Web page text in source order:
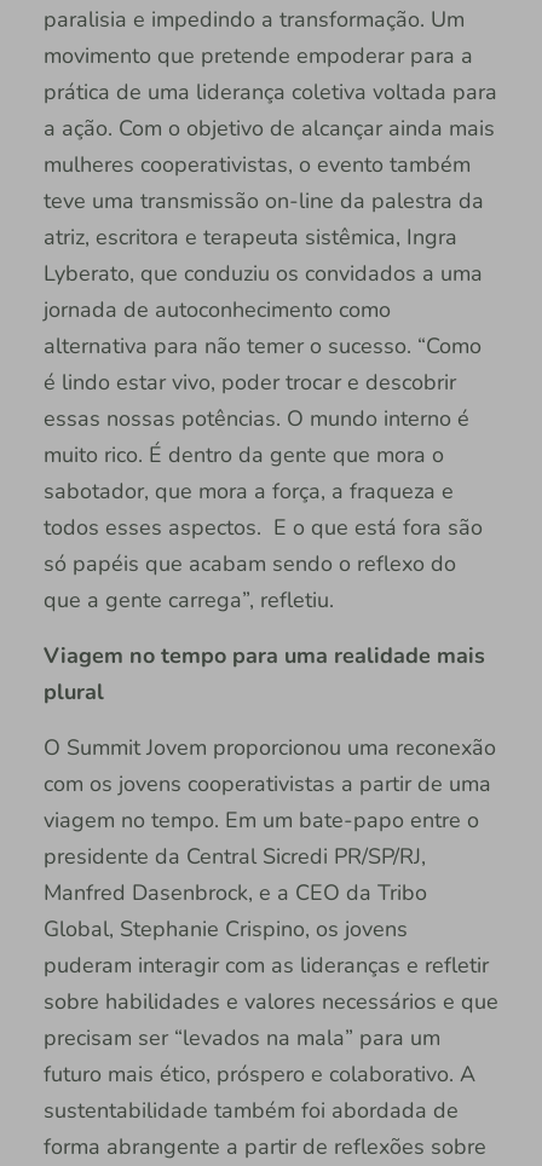
paralisia e impedindo a transformação. Um
movimento que pretende empoderar para a
prática de uma liderança coletiva voltada para
a ação. Com o objetivo de alcançar ainda mais
mulheres cooperativistas, o evento também
teve uma transmissão on-line da palestra da
atriz, escritora e terapeuta sistêmica, Ingra
Lyberato, que conduziu os convidados a uma
jornada de autoconhecimento como
alternativa para não temer o sucesso. “Como
é lindo estar vivo, poder trocar e descobrir
essas nossas potências. O mundo interno é
muito rico. É dentro da gente que mora o
sabotador, que mora a força, a fraqueza e
todos esses aspectos. E o que está fora são
só papéis que acabam sendo o reflexo do
que a gente carrega”, refletiu.
Viagem no tempo para uma realidade mais
plural
O Summit Jovem proporcionou uma reconexão
com os jovens cooperativistas a partir de uma
viagem no tempo. Em um bate-papo entre o
presidente da Central Sicredi PR/SP/RJ,
Manfred Dasenbrock, e a CEO da Tribo
Global, Stephanie Crispino, os jovens
puderam interagir com as lideranças e refletir
sobre habilidades e valores necessários e que
precisam ser “levados na mala” para um
futuro mais ético, próspero e colaborativo. A
sustentabilidade também foi abordada de
forma abrangente a partir de reflexões sobre